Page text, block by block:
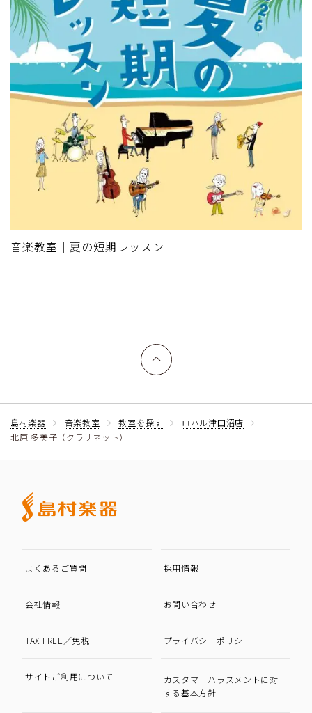
音楽教室｜夏の短期レッスン
上へ戻る
島村楽器 音楽教室 教室を探す
ロハル津田沼店
北原 多美子（クラリネット）
よくあるご質問 採用情報
会社情報 お問い合わせ
TAX FREE／免税 プライバシーポリシー
サイトご利用について
カスタマーハラスメントに対
する基本方針